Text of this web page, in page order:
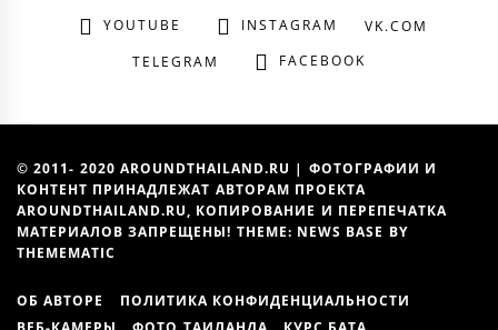
YOUTUBE INSTAGRAM
VK.COM
TELEGRAM
FACEBOOK
© 2011- 2020 AROUNDTHAILAND.RU | ФОТОГРАФИИ И
КОНТЕНТ ПРИНАДЛЕЖАТ АВТОРАМ ПРОЕКТА
AROUNDTHAILAND.RU, КОПИРОВАНИЕ И ПЕРЕПЕЧАТКА
МАТЕРИАЛОВ ЗАПРЕЩЕНЫ! THEME: NEWS BASE BY
THEMEMATIC
ОБ АВТОРЕ
ПОЛИТИКА КОНФИДЕНЦИАЛЬНОСТИ